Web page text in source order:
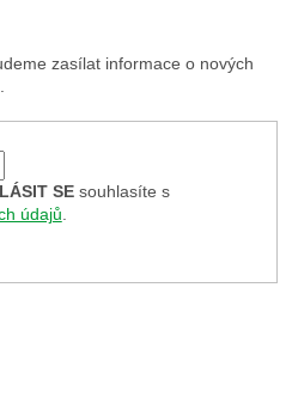
zasílat informace o nových
SEsouhlasíte s
údajů